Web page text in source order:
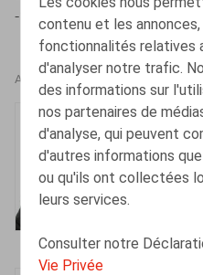
contenu et les
fonctionnalités relatives
d'analyser notre trafic.
des informations sur
nos partenaires de
d'analyse, qui peuvent
d'autres informations
ou qu'ils ont collectées
leurs services.
Consulter notre
Vie Privée
-175
AUTEURS
Associé